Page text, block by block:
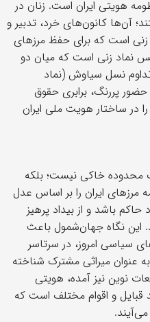
هویتی ایران است. زنان در
آن‌ها کانون‌های خرد، تدبیر و
زنی است که برای حفظ مرزهای
نماد زنی است که میان دو
نسل سیاوش (نماد
پررنگ، برابری حقوق
در ساختار هویت ملی ایران
محدوده خاکی نیست؛ بلکه
ایران را بر اساس عدل
باشد و از بیداد پرهیز
این نگاه جهان‌شمول باعث
سیاسی امروز، در سرتاسر
عنوان میراثی مشترک شناخته
نوین نیز آمده، هویتی
قبایل و اقوام مختلف است که